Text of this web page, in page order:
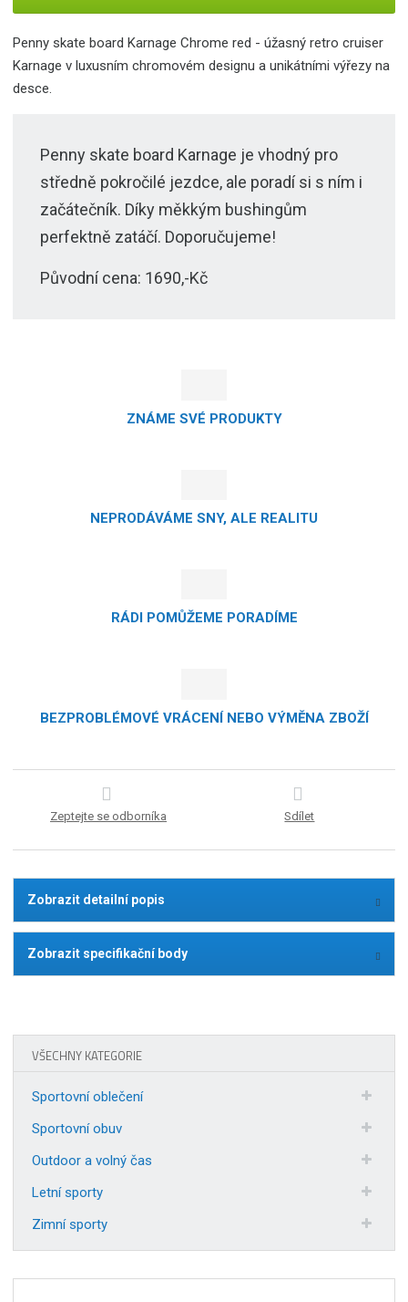
Penny skate board Karnage Chrome red - úžasný retro cruiser
Karnage v luxusním chromovém designu a unikátními výřezy na
desce.
Penny skate board Karnage je vhodný pro
středně pokročilé jezdce, ale poradí si s ním i
začátečník. Díky měkkým bushingům
perfektně zatáčí. Doporučujeme!
Původní cena: 1690,-Kč
ZNÁME SVÉ PRODUKTY
NEPRODÁVÁME SNY, ALE REALITU
RÁDI POMŮŽEME PORADÍME
BEZPROBLÉMOVÉ VRÁCENÍ NEBO VÝMĚNA ZBOŽÍ
Zeptejte se odborníka Sdílet
Zobrazit detailní popis
Zobrazit specifikační body
VŠECHNY KATEGORIE
Sportovní oblečení
Sportovní obuv
Outdoor a volný čas
Letní sporty
Zimní sporty